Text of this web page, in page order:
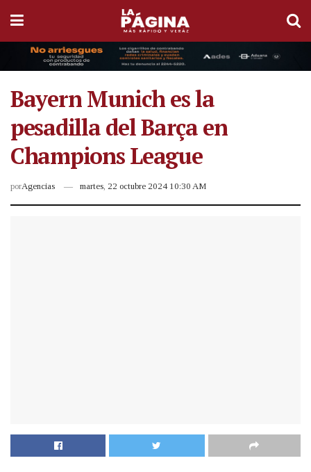
Bayern Munich es la
pesadilla del Barça en
Champions League
porAgencias martes, 22 octubre 2024 10:30 AM